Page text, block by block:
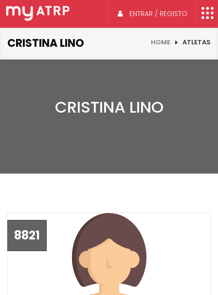
ENTRAR / REGISTO
CRISTINA LINO HOME ATLETAS
CRISTINA LINO
8821